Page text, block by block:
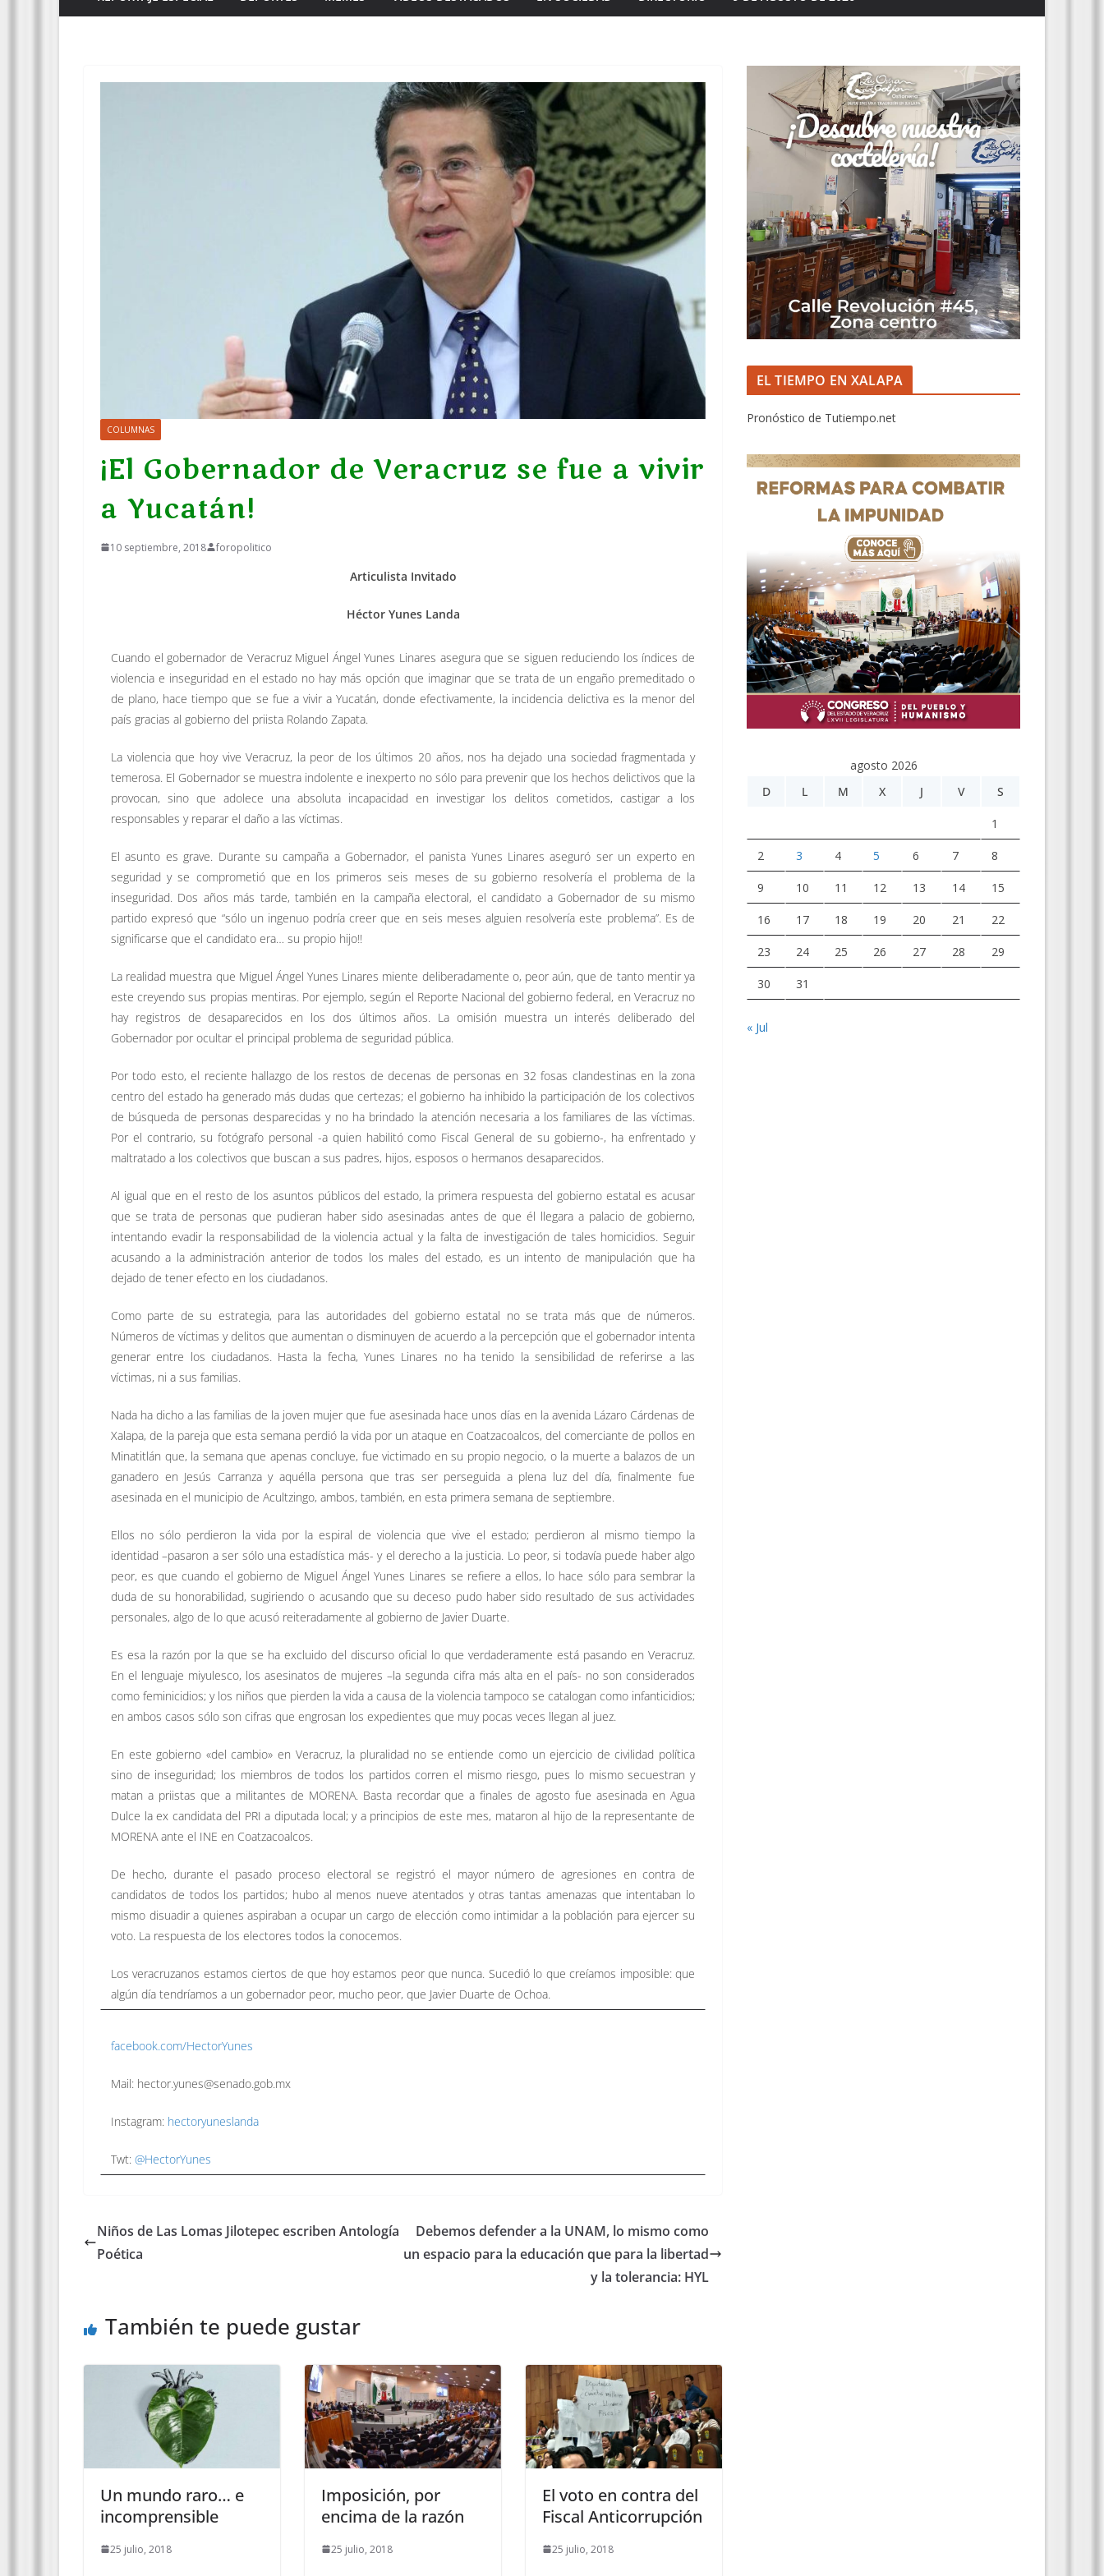
COLUMNAS
¡El Gobernador de Veracruz se fue a vivir
a Yucatán!
10 septiembre, 2018 foropolitico
Articulista Invitado
Héctor Yunes Landa
Cuando el gobernador de Veracruz Miguel Ángel Yunes Linares asegura que se siguen reduciendo los índices de
violencia e inseguridad en el estado no hay más opción que imaginar que se trata de un engaño premeditado o
de plano, hace tiempo que se fue a vivir a Yucatán, donde efectivamente, la incidencia delictiva es la menor del
país gracias al gobierno del priista Rolando Zapata.
La violencia que hoy vive Veracruz, la peor de los últimos 20 años, nos ha dejado una sociedad fragmentada y
temerosa. El Gobernador se muestra indolente e inexperto no sólo para prevenir que los hechos delictivos que la
provocan, sino que adolece una absoluta incapacidad en investigar los delitos cometidos, castigar a los
responsables y reparar el daño a las víctimas.
El asunto es grave. Durante su campaña a Gobernador, el panista Yunes Linares aseguró ser un experto en
seguridad y se comprometió que en los primeros seis meses de su gobierno resolvería el problema de la
inseguridad. Dos años más tarde, también en la campaña electoral, el candidato a Gobernador de su mismo
partido expresó que “sólo un ingenuo podría creer que en seis meses alguien resolvería este problema”. Es de
significarse que el candidato era… su propio hijo!!
La realidad muestra que Miguel Ángel Yunes Linares miente deliberadamente o, peor aún, que de tanto mentir ya
este creyendo sus propias mentiras. Por ejemplo, según el Reporte Nacional del gobierno federal, en Veracruz no
hay registros de desaparecidos en los dos últimos años. La omisión muestra un interés deliberado del
Gobernador por ocultar el principal problema de seguridad pública.
Por todo esto, el reciente hallazgo de los restos de decenas de personas en 32 fosas clandestinas en la zona
centro del estado ha generado más dudas que certezas; el gobierno ha inhibido la participación de los colectivos
de búsqueda de personas desparecidas y no ha brindado la atención necesaria a los familiares de las víctimas.
Por el contrario, su fotógrafo personal -a quien habilitó como Fiscal General de su gobierno-, ha enfrentado y
maltratado a los colectivos que buscan a sus padres, hijos, esposos o hermanos desaparecidos.
Al igual que en el resto de los asuntos públicos del estado, la primera respuesta del gobierno estatal es acusar
que se trata de personas que pudieran haber sido asesinadas antes de que él llegara a palacio de gobierno,
intentando evadir la responsabilidad de la violencia actual y la falta de investigación de tales homicidios. Seguir
acusando a la administración anterior de todos los males del estado, es un intento de manipulación que ha
dejado de tener efecto en los ciudadanos.
Como parte de su estrategia, para las autoridades del gobierno estatal no se trata más que de números.
Números de víctimas y delitos que aumentan o disminuyen de acuerdo a la percepción que el gobernador intenta
generar entre los ciudadanos. Hasta la fecha, Yunes Linares no ha tenido la sensibilidad de referirse a las
víctimas, ni a sus familias.
Nada ha dicho a las familias de la joven mujer que fue asesinada hace unos días en la avenida Lázaro Cárdenas de
Xalapa, de la pareja que esta semana perdió la vida por un ataque en Coatzacoalcos, del comerciante de pollos en
Minatitlán que, la semana que apenas concluye, fue victimado en su propio negocio, o la muerte a balazos de un
ganadero en Jesús Carranza y aquélla persona que tras ser perseguida a plena luz del día, finalmente fue
asesinada en el municipio de Acultzingo, ambos, también, en esta primera semana de septiembre.
Ellos no sólo perdieron la vida por la espiral de violencia que vive el estado; perdieron al mismo tiempo la
identidad –pasaron a ser sólo una estadística más- y el derecho a la justicia. Lo peor, si todavía puede haber algo
peor, es que cuando el gobierno de Miguel Ángel Yunes Linares se refiere a ellos, lo hace sólo para sembrar la
duda de su honorabilidad, sugiriendo o acusando que su deceso pudo haber sido resultado de sus actividades
personales, algo de lo que acusó reiteradamente al gobierno de Javier Duarte.
Es esa la razón por la que se ha excluido del discurso oficial lo que verdaderamente está pasando en Veracruz.
En el lenguaje miyulesco, los asesinatos de mujeres –la segunda cifra más alta en el país- no son considerados
como feminicidios; y los niños que pierden la vida a causa de la violencia tampoco se catalogan como infanticidios;
en ambos casos sólo son cifras que engrosan los expedientes que muy pocas veces llegan al juez.
En este gobierno «del cambio» en Veracruz, la pluralidad no se entiende como un ejercicio de civilidad política
sino de inseguridad; los miembros de todos los partidos corren el mismo riesgo, pues lo mismo secuestran y
matan a priistas que a militantes de MORENA. Basta recordar que a finales de agosto fue asesinada en Agua
Dulce la ex candidata del PRI a diputada local; y a principios de este mes, mataron al hijo de la representante de
MORENA ante el INE en Coatzacoalcos.
De hecho, durante el pasado proceso electoral se registró el mayor número de agresiones en contra de
candidatos de todos los partidos; hubo al menos nueve atentados y otras tantas amenazas que intentaban lo
mismo disuadir a quienes aspiraban a ocupar un cargo de elección como intimidar a la población para ejercer su
voto. La respuesta de los electores todos la conocemos.
Los veracruzanos estamos ciertos de que hoy estamos peor que nunca. Sucedió lo que creíamos imposible: que
algún día tendríamos a un gobernador peor, mucho peor, que Javier Duarte de Ochoa.
facebook.com/HectorYunes
Mail: hector.yunes@senado.gob.mx
Instagram: hectoryuneslanda
Twt: @HectorYunes
Niños de Las Lomas Jilotepec escriben Antología
Poética
Debemos defender a la UNAM, lo mismo como
un espacio para la educación que para la libertad
y la tolerancia: HYL
También te puede gustar
Un mundo raro… e
incomprensible
25 julio, 2018
Imposición, por
encima de la razón
25 julio, 2018
El voto en contra del
Fiscal Anticorrupción
25 julio, 2018
EL TIEMPO EN XALAPA
Pronóstico de Tutiempo.net
agosto 2026
D
L M X J V S
1
2 3 4 5 6 7 8
9 10 11 12 13 14 15
16 17 18 19 20 21 22
23 24 25 26 27 28 29
30 31
« Jul